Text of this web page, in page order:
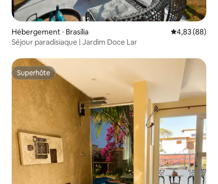
Hébergement ⋅ Brasília Évaluation
4,83 (88)
Séjour paradisiaque | Jardim Doce Lar
Superhôte
Superhôte